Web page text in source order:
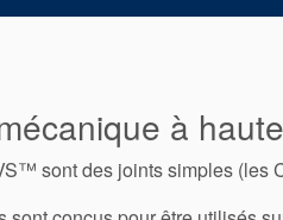
à
sont des joints simples